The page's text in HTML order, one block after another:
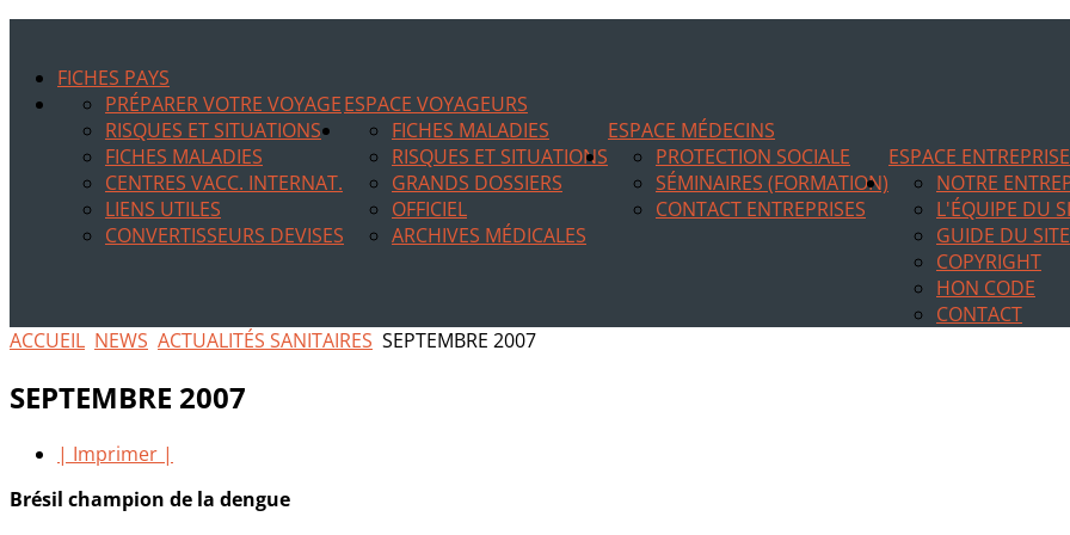
FICHES PAYS
ESPACE VOYAGEURS
PRÉPARER VOTRE VOYAGE
RISQUES ET SITUATIONS
FICHES MALADIES
CENTRES VACC. INTERNAT.
LIENS UTILES
CONVERTISSEURS DEVISES
ESPACE MÉDECINS
FICHES MALADIES
RISQUES ET SITUATIONS
GRANDS DOSSIERS
OFFICIEL
ARCHIVES MÉDICALES
ESPACE
PROTECTION SOCIALE
SÉMINAIRES (FORMATION)
CONTACT ENTREPRISES
NOTRE
L'ÉQUIPE DU
GUIDE DU SITE
COPYRIGHT
HON CODE
CONTACT
ACCUEIL NEWS ACTUALITÉS SANITAIRES SEPTEMBRE 2007
SEPTEMBRE 2007
| Imprimer |
Brésil champion de la dengue